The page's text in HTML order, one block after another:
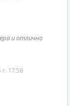
и отлично
17:58